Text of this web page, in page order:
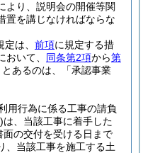
より、説明会の開催等関
置を講じなければならな
定は、 前項に規定する措
おいて、 同条第2項から第
あるのは、「承認事業
用行為に係る工事の請負
は、当該工事に着手した
面の交付を受ける日まで
、当該工事を施工する土